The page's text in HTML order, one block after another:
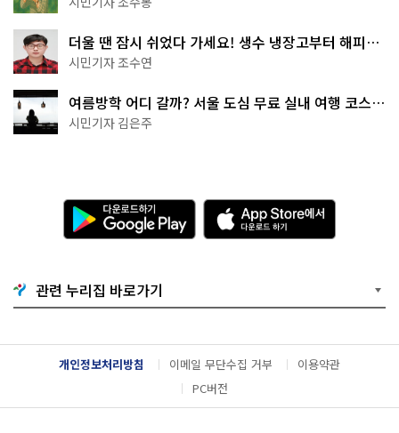
더울 땐 잠시 쉬었다 가세요! 생수 냉장고부터 해피소
·무더위쉼터까지
시민기자 조수연
여름방학 어디 갈까? 서울 도심 무료 실내 여행 코스
추천
시민기자 김은주
다
운
로
기
G
o
g
l
e
l
A
p
p
e
서
다
운
드
관련 누리집 바로가기
개인정보처리방침 이메일 무단수집 거부
이용약관
PC버전